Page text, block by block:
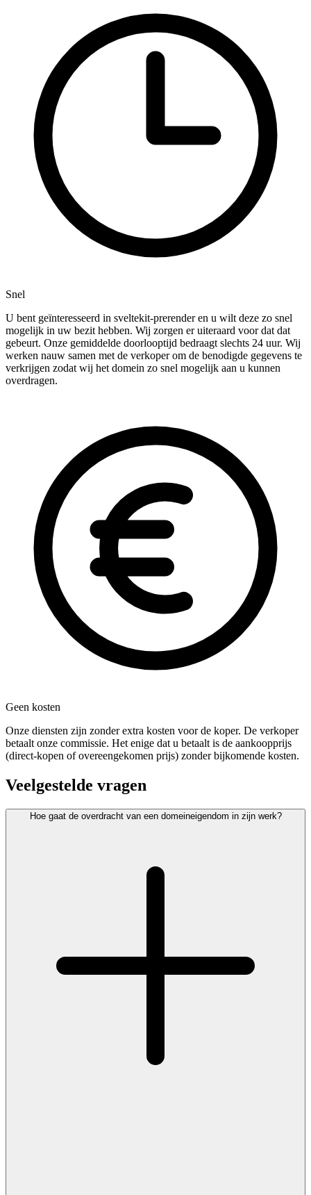
Snel
U bent geïnteresseerd in sveltekit-prerender en u wilt deze zo snel
mogelijk in uw bezit hebben. Wij zorgen er uiteraard voor dat dat
gebeurt. Onze gemiddelde doorlooptijd bedraagt slechts 24 uur. Wij
werken nauw samen met de verkoper om de benodigde gegevens te
verkrijgen zodat wij het domein zo snel mogelijk aan u kunnen
overdragen.
Geen kosten
Onze diensten zijn zonder extra kosten voor de koper. De verkoper
betaalt onze commissie. Het enige dat u betaalt is de aankoopprijs
(direct-kopen of overeengekomen prijs) zonder bijkomende kosten.
Veelgestelde vragen
Hoe gaat de overdracht van een domeineigendom in zijn werk?